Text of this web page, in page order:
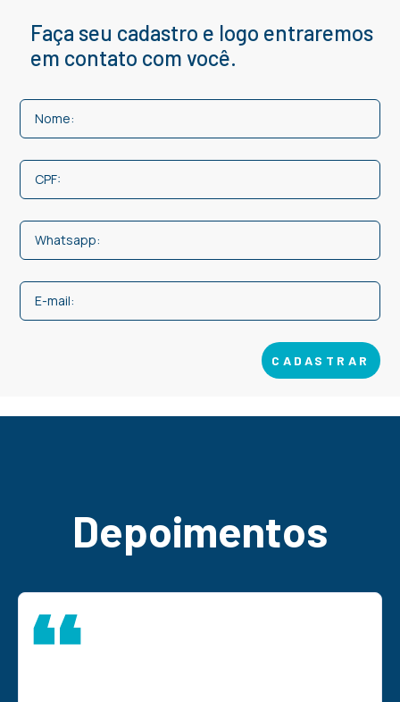
Faça seu cadastro e logo entraremos
em contato com você.
CADASTRAR
Depoimentos